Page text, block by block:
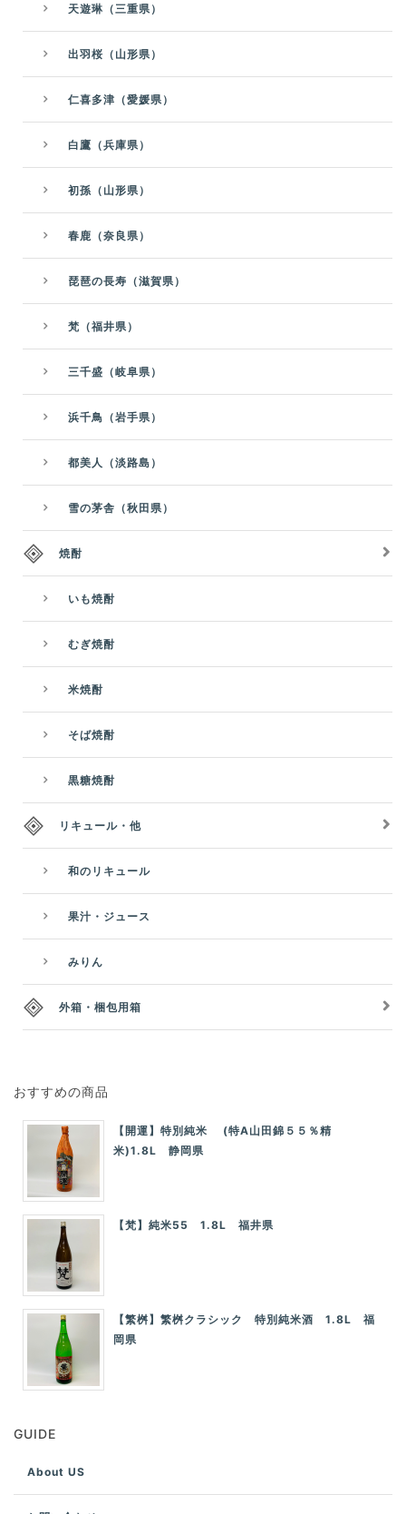
天遊琳（三重県）
出羽桜（山形県）
仁喜多津（愛媛県）
白鷹（兵庫県）
初孫（山形県）
春鹿（奈良県）
琵琶の長寿（滋賀県）
梵（福井県）
三千盛（岐阜県）
浜千鳥（岩手県）
都美人（淡路島）
雪の茅舎（秋田県）
焼酎
いも焼酎
むぎ焼酎
米焼酎
そば焼酎
黒糖焼酎
リキュール・他
和のリキュール
果汁・ジュース
みりん
外箱・梱包用箱
おすすめの商品
【開運】特別純米 (特A山田錦５５％精
米)1.8L 静岡県
【梵】純米55 1.8L 福井県
【繁桝】繁桝クラシック 特別純米酒 1.8L 福
岡県
GUIDE
About US